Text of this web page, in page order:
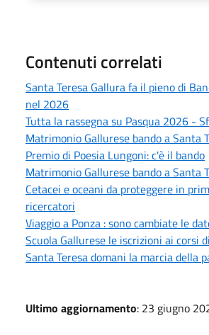
Contenuti correlati
Santa Teresa Gallura fa il pieno di
nel 2026
Tutta la rassegna su Pasqua 2026 -
Matrimonio Gallurese bando a Santa
Premio di Poesia Lungoni: c'è il bando
Matrimonio Gallurese bando a Santa
Cetacei e oceani da proteggere in
ricercatori
Viaggio a Ponza : sono cambiate le
Scuola Gallurese le iscrizioni ai corsi
Santa Teresa domani la marcia della
Ultimo aggiornamento: 23 giugno